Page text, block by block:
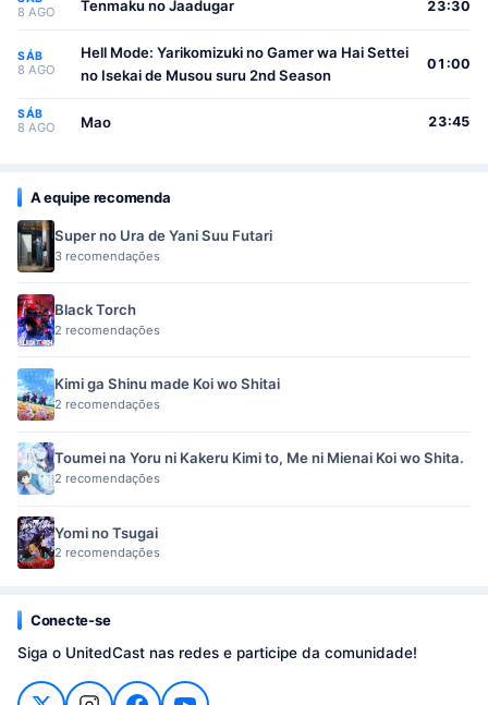
8 AGO Tenmaku no Jaadugar 23:30
SÁB
8 AGO
Hell Mode: Yarikomizuki no Gamer wa Hai Settei
no Isekai de Musou suru 2nd Season
01:00
SÁB
8 AGO Mao 23:45
A equipe recomenda
Super no Ura de Yani Suu Futari
3 recomendações
Black Torch
2 recomendações
Kimi ga Shinu made Koi wo Shitai
2 recomendações
Toumei na Yoru ni Kakeru Kimi to, Me ni Mienai Koi wo Shita.
2 recomendações
Yomi no Tsugai
2 recomendações
Conecte-se
Siga o UnitedCast nas redes e participe da comunidade!